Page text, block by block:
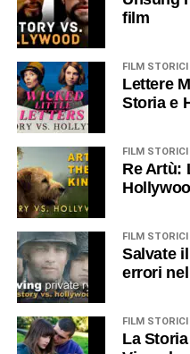
film
FILM STORICI
Lettere
Storia e
FILM STORICI
Re Artù:
FILM STORICI
Salvate
errori
FILM STORICI
La